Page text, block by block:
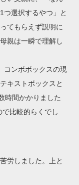
つ選択するやつ」と
てもらえず説明に
親は一瞬で理解し
コンボボックスの現
キストボックスと
時間かかりました
比較的らくでし
労しました。上と